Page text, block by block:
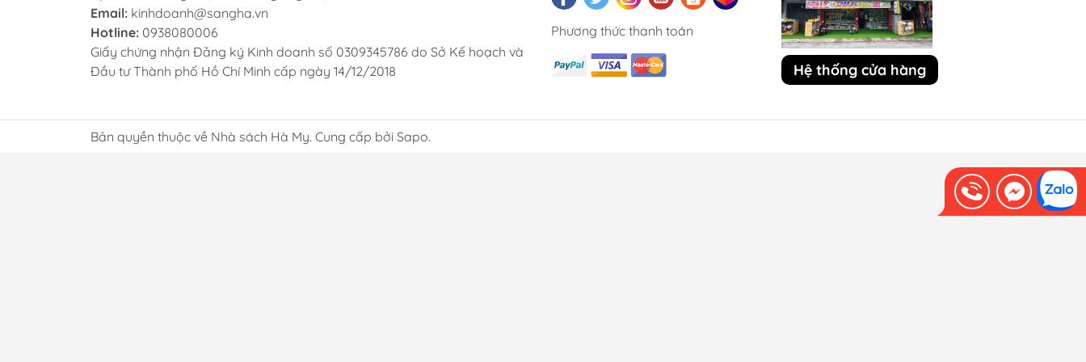
Email: kinhdoanh@sangha.vn
Hotline: 0938080006
Giấy chứng nhận Đăng ký Kinh doanh số 0309345786 do Sở Kế hoạch và
Đầu tư Thành phố Hồ Chí Minh cấp ngày 14/12/2018
Phương thức thanh toán
Hệ thống cửa hàng
Bản quyền thuộc về Nhà sách Hà My. Cung cấp bởi Sapo.